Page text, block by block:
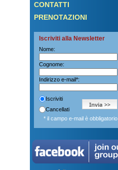
Iscriviti alla Newsletter
Nome:
Cognome:
Indirizzo e-mail*:
Iscriviti
Cancellati
* il campo e-mail è obbligatorio
CONTATTI
PRENOTAZIONI